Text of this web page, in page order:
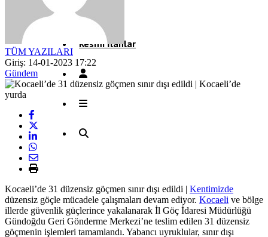
Röportaj
Resmi İlanlar
TÜM YAZILARI
Giriş: 14-01-2023 17:22
Gündem
Kocaeli’de 31 düzensiz göçmen sınır dışı edildi | Kentimizde
düzensiz göçle mücadele çalışmaları devam ediyor. Kocaeli ve bölge
illerde güvenlik güçlerince yakalanarak İl Göç İdaresi Müdürlüğü
Gündoğdu Geri Gönderme Merkezi’ne teslim edilen 31 düzensiz
göçmenin işlemleri tamamlandı. Yabancı uyruklular, sınır dışı